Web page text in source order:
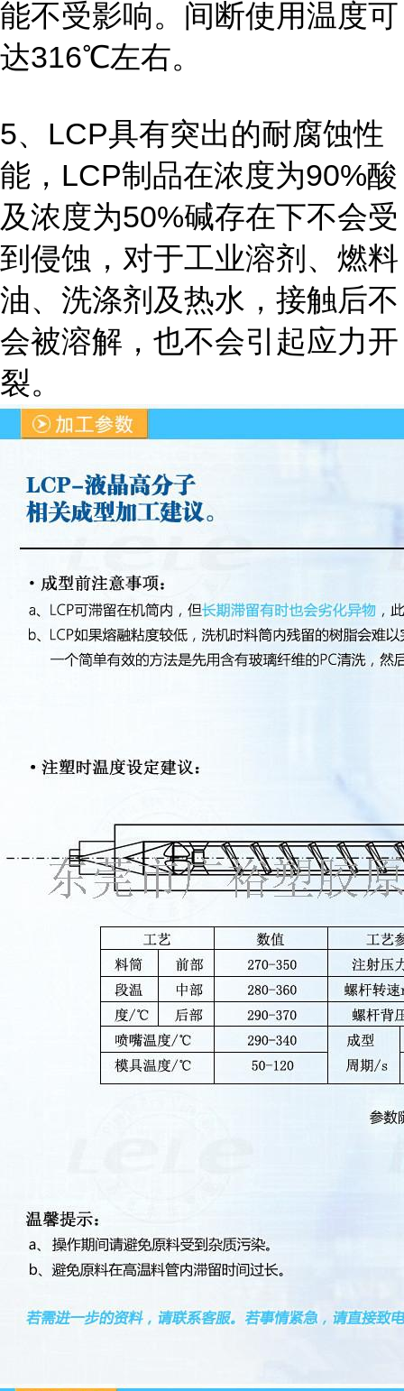
能不受影响。间断使用温度可
达316℃左右。
5、LCP具有突出的耐腐蚀性
能，LCP制品在浓度为90%酸
及浓度为50%碱存在下不会受
到侵蚀，对于工业溶剂、燃料
油、洗涤剂及热水，接触后不
会被溶解，也不会引起应力开
裂。